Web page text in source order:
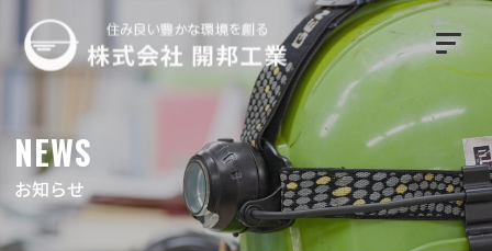
NEWS
お知らせ